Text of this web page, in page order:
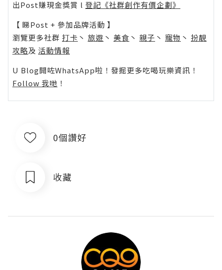
出Post賺現金獎賞 l 登記《社群創作有價企劃》
【 睇Post + 參加品牌活動 】
瀏覽更多社群 打卡 丶 旅遊 丶 美食 丶 親子 丶 寵物 丶 扮靚
攻略及 活動情報
U Blog開咗WhatsApp啦！發掘更多吃喝玩樂資訊！
Follow 我哋 ！
0個讚好
收藏